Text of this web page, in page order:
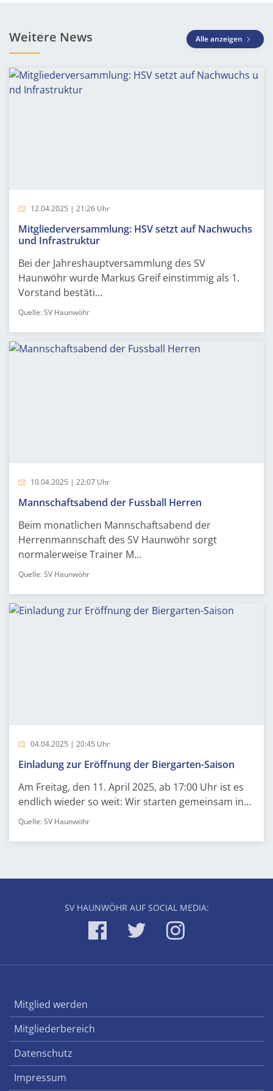
Weitere News Alle anzeigen
12.04.2025 | 21:26 Uhr
Mitgliederversammlung: HSV setzt auf Nachwuchs
und Infrastruktur
Bei der Jahreshauptversammlung des SV
Haunwöhr wurde Markus Greif einstimmig als 1.
Vorstand bestäti...
Quelle: SV Haunwöhr
10.04.2025 | 22:07 Uhr
Mannschaftsabend der Fussball Herren
Beim monatlichen Mannschaftsabend der
Herrenmannschaft des SV Haunwöhr sorgt
normalerweise Trainer M...
Quelle: SV Haunwöhr
04.04.2025 | 20:45 Uhr
Einladung zur Eröffnung der Biergarten-Saison
Am Freitag, den 11. April 2025, ab 17:00 Uhr ist es
endlich wieder so weit: Wir starten gemeinsam in...
Quelle: SV Haunwöhr
SV HAUNWÖHR AUF SOCIAL MEDIA:
Mitglied werden
Mitgliederbereich
Datenschutz
Impressum